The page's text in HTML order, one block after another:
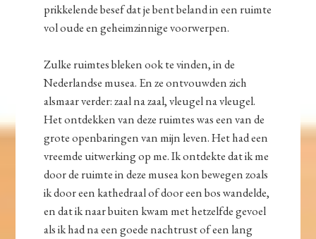
prikkelende besef dat je bent beland in een ruimte
vol oude en geheimzinnige voorwerpen.
Zulke ruimtes bleken ook te vinden, in de
Nederlandse musea. En ze ontvouwden zich
alsmaar verder: zaal na zaal, vleugel na vleugel.
Het ontdekken van deze ruimtes was een van de
grote openbaringen van mijn leven. Het had een
vreemde uitwerking op me. Ik ontdekte dat ik me
door de ruimte in deze musea kon bewegen zoals
ik door een kathedraal of door een bos wandelde,
en dat ik naar buiten kwam met hetzelfde gevoel
als ik had na een goede nachtrust of een lang